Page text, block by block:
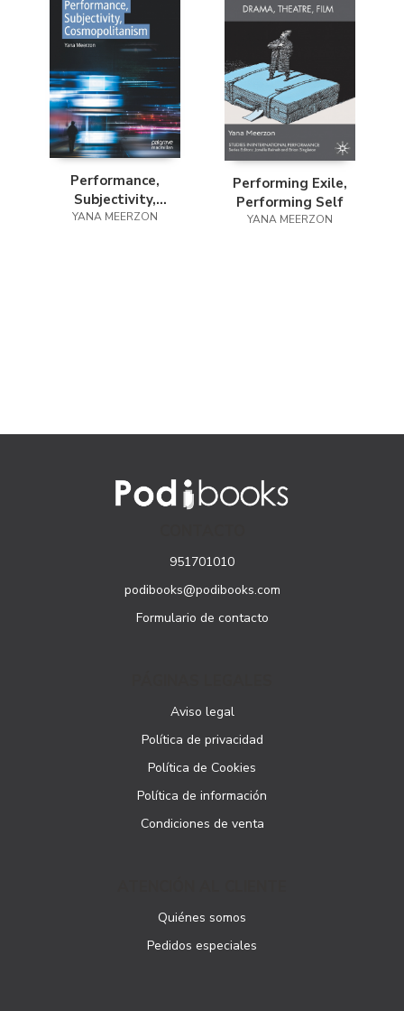
Performance,
Subjectivity,
Cosmopolitanism
YANA MEERZON
Performing Exile,
Performing Self
YANA MEERZON
951701010
podibooks@podibooks.com
Formulario de contacto
Aviso legal
Política de privacidad
Política de Cookies
Política de información
Condiciones de venta
Quiénes somos
Pedidos especiales